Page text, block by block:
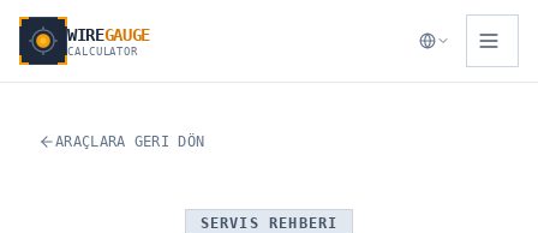
WIREGAUGE
CALCULATOR
ARAÇLARA GERI DÖN
SERVIS REHBERI